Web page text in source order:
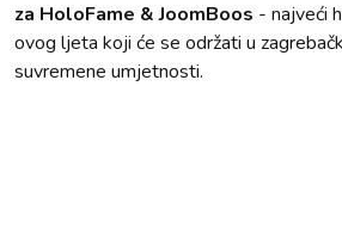
za HoloFame & JoomBoos - najveći
ovog ljeta koji će se održati u
suvremene umjetnosti.